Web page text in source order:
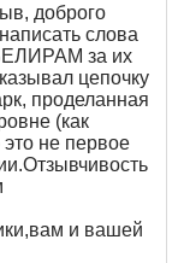
доброго
слова
за их
цепочку
проделанная
(как
это не первое
и вашей